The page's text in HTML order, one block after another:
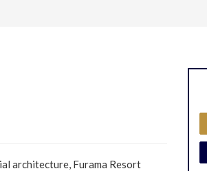
architecture, Furama Resort